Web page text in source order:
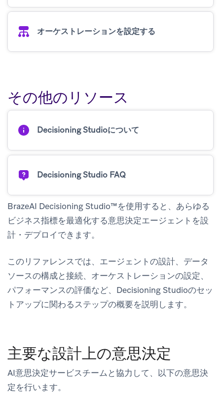
オーケストレーションを設定する
その他のリソース
Decisioning Studioについて
Decisioning Studio FAQ
BrazeAI Decisioning Studio™を使用すると、あらゆる
ビジネス指標を最適化する意思決定エージェントを設
計・デプロイできます。
このリファレンスでは、エージェントの設計、データ
ソースの構成と接続、オーケストレーションの設定、
パフォーマンスの評価など、Decisioning Studioのセッ
トアップに関わるステップの概要を説明します。
主要な設計上の意思決定
AI意思決定サービスチームと協力して、以下の意思決
定を行います。